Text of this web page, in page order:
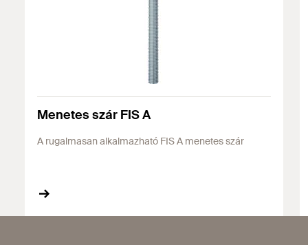
Menetes szár FIS A
A rugalmasan alkalmazható FIS A menetes szár